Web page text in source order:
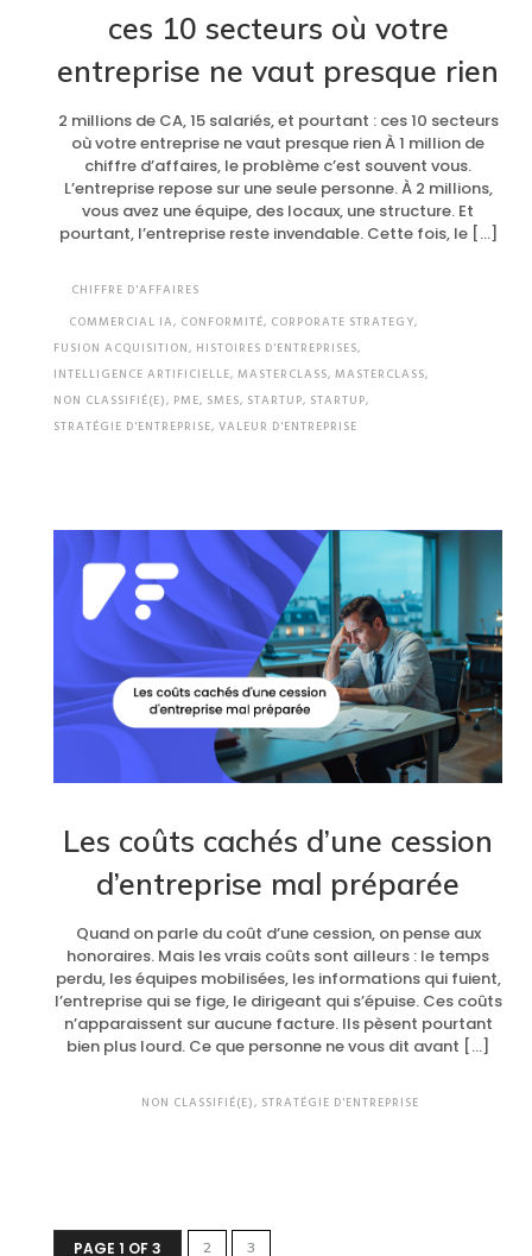
ces 10 secteurs où votre
entreprise ne vaut presque rien
2 millions de CA, 15 salariés, et pourtant : ces 10 secteurs
où votre entreprise ne vaut presque rien À 1 million de
chiffre d’affaires, le problème c’est souvent vous.
L’entreprise repose sur une seule personne. À 2 millions,
vous avez une équipe, des locaux, une structure. Et
pourtant, l’entreprise reste invendable. Cette fois, le […]
CHIFFRE D'AFFAIRES
COMMERCIAL IA, CONFORMITÉ, CORPORATE STRATEGY,
FUSION ACQUISITION, HISTOIRES D'ENTREPRISES,
INTELLIGENCE ARTIFICIELLE, MASTERCLASS, MASTERCLASS,
NON CLASSIFIÉ(E), PME, SMES, STARTUP, STARTUP,
STRATÉGIE D'ENTREPRISE, VALEUR D'ENTREPRISE
Les coûts cachés d’une cession
d’entreprise mal préparée
Quand on parle du coût d’une cession, on pense aux
honoraires. Mais les vrais coûts sont ailleurs : le temps
perdu, les équipes mobilisées, les informations qui fuient,
l’entreprise qui se fige, le dirigeant qui s’épuise. Ces coûts
n’apparaissent sur aucune facture. Ils pèsent pourtant
bien plus lourd. Ce que personne ne vous dit avant […]
NON CLASSIFIÉ(E), STRATÉGIE D'ENTREPRISE
PAGE 1 OF 3 2 3